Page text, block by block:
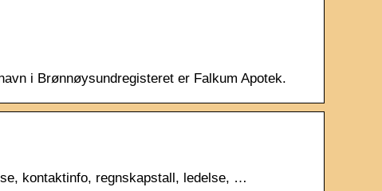
i Brønnøysundregisteret er Falkum Apotek.
kontaktinfo, regnskapstall, ledelse, …